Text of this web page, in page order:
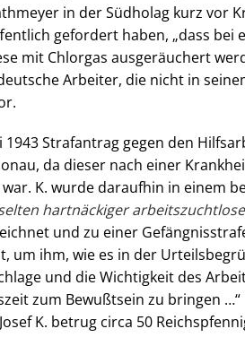
in der Südholag kurz vor
gefordert haben, „dass bei
mit Chlorgas ausgeräuchert
Arbeiter, die nicht in
1943 Strafantrag gegen den
da dieser nach einer
K. wurde daraufhin in einem
hartnäckiger
und zu einer
um ihm, wie es in der
und die Wichtigkeit des
zum Bewußtsein zu bringen …“
K. betrug circa 50